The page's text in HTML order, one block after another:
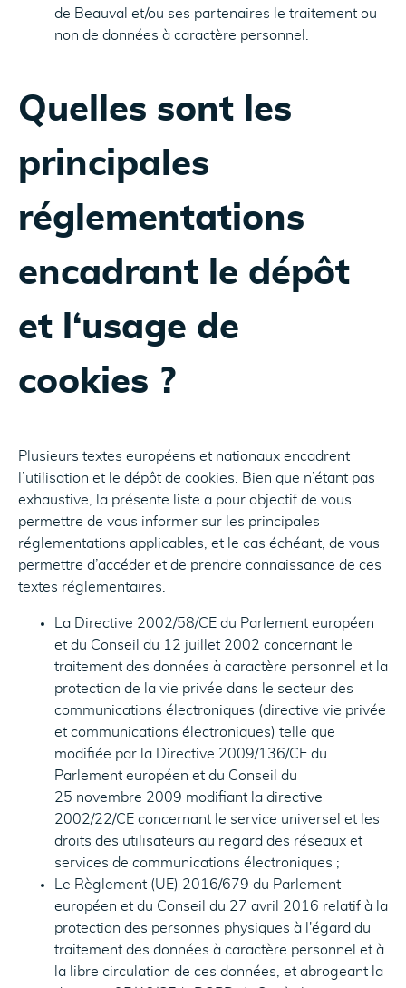
de Beauval et/ou ses partenaires le traitement ou
non de données à caractère personnel.
Quelles sont les
principales
réglementations
encadrant le dépôt
et l‘usage de
cookies ?
Plusieurs textes européens et nationaux encadrent
l’utilisation et le dépôt de cookies. Bien que n’étant pas
exhaustive, la présente liste a pour objectif de vous
permettre de vous informer sur les principales
réglementations applicables, et le cas échéant, de vous
permettre d’accéder et de prendre connaissance de ces
textes réglementaires.
La Directive 2002/58/CE du Parlement européen
et du Conseil du 12 juillet 2002 concernant le
traitement des données à caractère personnel et la
protection de la vie privée dans le secteur des
communications électroniques (directive vie privée
et communications électroniques) telle que
modifiée par la Directive 2009/136/CE du
Parlement européen et du Conseil du
25 novembre 2009 modifiant la directive
2002/22/CE concernant le service universel et les
droits des utilisateurs au regard des réseaux et
services de communications électroniques ;
Le Règlement (UE) 2016/679 du Parlement
européen et du Conseil du 27 avril 2016 relatif à la
protection des personnes physiques à l'égard du
traitement des données à caractère personnel et à
la libre circulation de ces données, et abrogeant la